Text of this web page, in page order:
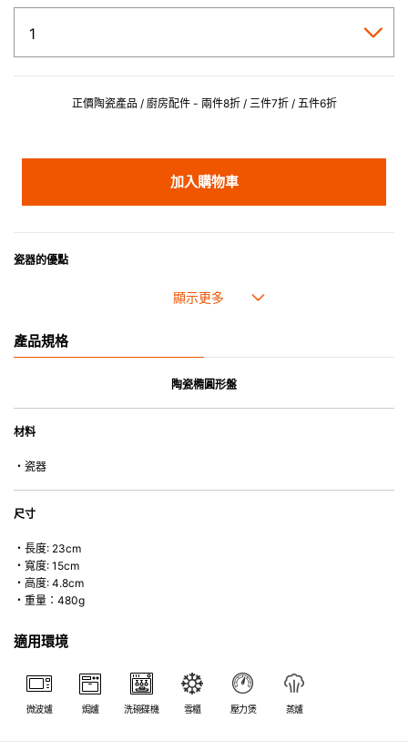
正價陶瓷產品 / 廚房配件 - 兩件8折 / 三件7折 / 五件6折
加入購物車
瓷器的優點
• 耐熱性極佳，適用於微波爐，也可放入焗爐，耐熱程度高達260℃。
• 可用於洗碗機。
• 合乎食用安全的塗層表面，幾乎不黏，食物容易脫落，清洗方便。
*不可直接用於熱源上
產品規格
陶瓷橢圓形盤
材料
・瓷器
尺寸
・長度: 23cm
・寬度: 15cm
・高度: 4.8cm
・重量：480g
適用環境
微波爐 焗爐 洗碗碟機 雪櫃 壓力煲 蒸爐